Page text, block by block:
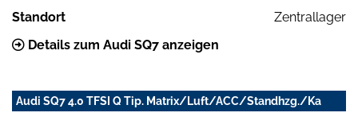
Standort
Zentrallager
Details zum Audi SQ7 anzeigen
Audi SQ7 4.0 TFSI Q Tip. Matrix/Luft/ACC/Standhzg./Ka